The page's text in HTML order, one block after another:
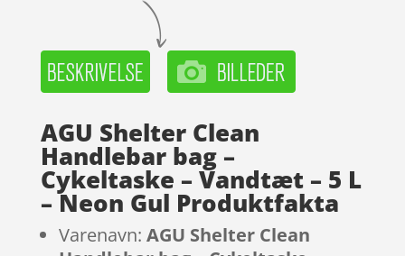
AGU Shelter Clean
Handlebar bag –
Cykeltaske – Vandtæt – 5 L
– Neon Gul Produktfakta
Varenavn: AGU Shelter Clean